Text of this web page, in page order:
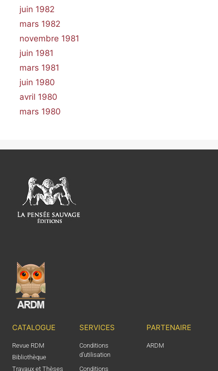
juin 1982
mars 1982
novembre 1981
juin 1981
mars 1981
juin 1980
avril 1980
mars 1980
CATALOGUE
Revue RDM
Bibliothèque
Travaux et Thèses
SERVICES
Conditions
d’utilisation
Conditions
PARTENAIRE
ARDM